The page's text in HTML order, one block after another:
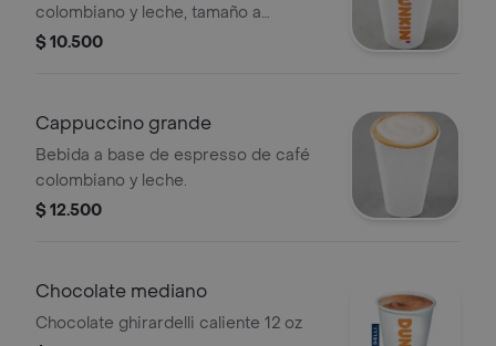
colombiano y leche, tamaño a
elección.
$ 10.500
Cappuccino grande
Bebida a base de espresso de café
colombiano y leche.
$ 12.500
Chocolate mediano
Chocolate ghirardelli caliente 12 oz